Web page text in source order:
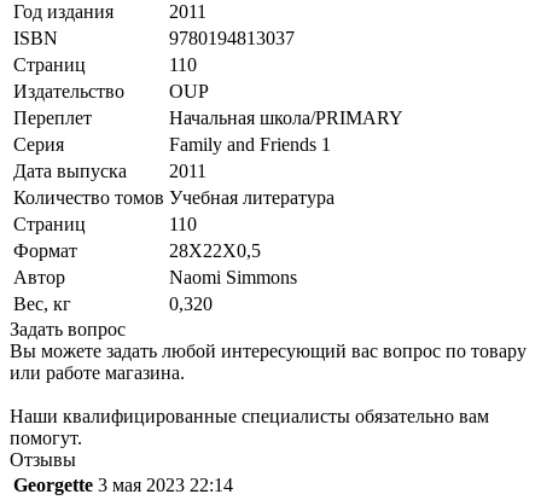
Год издания
2011
ISBN
9780194813037
Страниц
110
Издательство
OUP
Переплет
Начальная школа/PRIMARY
Серия
Family and Friends 1
Дата выпуска
2011
Количество томов Учебная литература
Страниц
110
Формат
28Х22Х0,5
Автор
Naomi Simmons
Вес, кг
0,320
Задать вопрос
Вы можете задать любой интересующий вас вопрос по товару
или работе магазина.
Наши квалифицированные специалисты обязательно вам
помогут.
Отзывы
Georgette 3 мая 2023 22:14